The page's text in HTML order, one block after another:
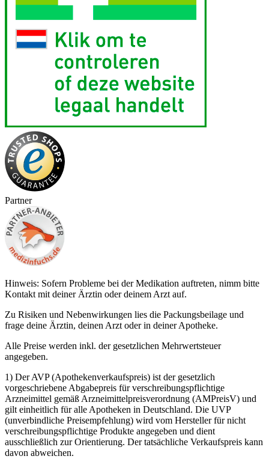
Partner
Hinweis: Sofern Probleme bei der Medikation auftreten, nimm bitte
Kontakt mit deiner Ärztin oder deinem Arzt auf.
Zu Risiken und Nebenwirkungen lies die Packungsbeilage und
frage deine Ärztin, deinen Arzt oder in deiner Apotheke.
Alle Preise werden inkl. der gesetzlichen Mehrwertsteuer
angegeben.
1) Der AVP (Apothekenverkaufspreis) ist der gesetzlich
vorgeschriebene Abgabepreis für verschreibungspflichtige
Arzneimittel gemäß Arzneimittelpreisverordnung (AMPreisV) und
gilt einheitlich für alle Apotheken in Deutschland. Die UVP
(unverbindliche Preisempfehlung) wird vom Hersteller für nicht
verschreibungspflichtige Produkte angegeben und dient
ausschließlich zur Orientierung. Der tatsächliche Verkaufspreis kann
davon abweichen.